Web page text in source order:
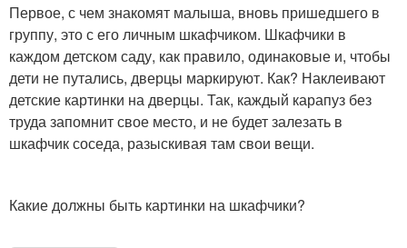
Первое, с чем знакомят малыша, вновь пришедшего в
группу, это с его личным шкафчиком. Шкафчики в
каждом детском саду, как правило, одинаковые и, чтобы
дети не путались, дверцы маркируют. Как? Наклеивают
детские картинки на дверцы. Так, каждый карапуз без
труда запомнит свое место, и не будет залезать в
шкафчик соседа, разыскивая там свои вещи.
Какие должны быть картинки на шкафчики?